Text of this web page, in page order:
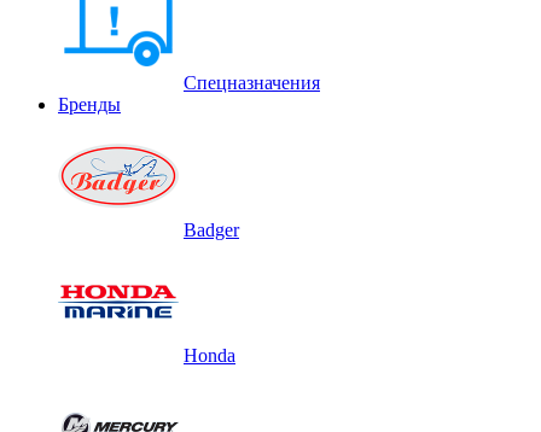
Спецназначения
Бренды
Badger
Honda